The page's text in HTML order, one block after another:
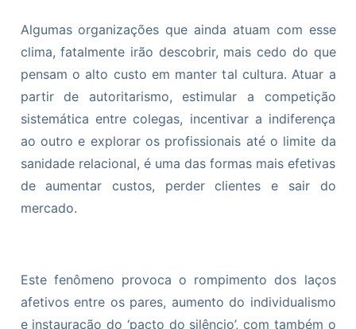
Algumas organizações que ainda atuam com esse
clima, fatalmente irão descobrir, mais cedo do que
pensam o alto custo em manter tal cultura. Atuar a
partir de autoritarismo, estimular a competição
sistemática entre colegas, incentivar a indiferença
ao outro e explorar os profissionais até o limite da
sanidade relacional, é uma das formas mais efetivas
de aumentar custos, perder clientes e sair do
mercado.
Este fenômeno provoca o rompimento dos laços
afetivos entre os pares, aumento do individualismo
e instauração do ‘pacto do silêncio’, com também o